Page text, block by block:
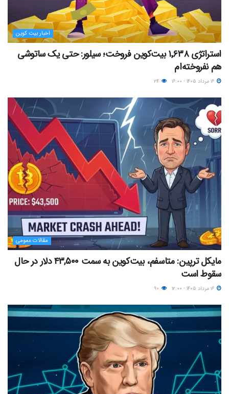
اخبار بیت کوین
استراتژی ۱٬۶۳۸ بیت‌کوین فروخت؛ سیلور: حتی یک ساتوشی
هم نفروخته‌ام
مقالات عمومی
مایکل ترپین: متاسفم، بیت‌کوین به سمت ۴۳,۵۰۰ دلار در حال
سقوط است